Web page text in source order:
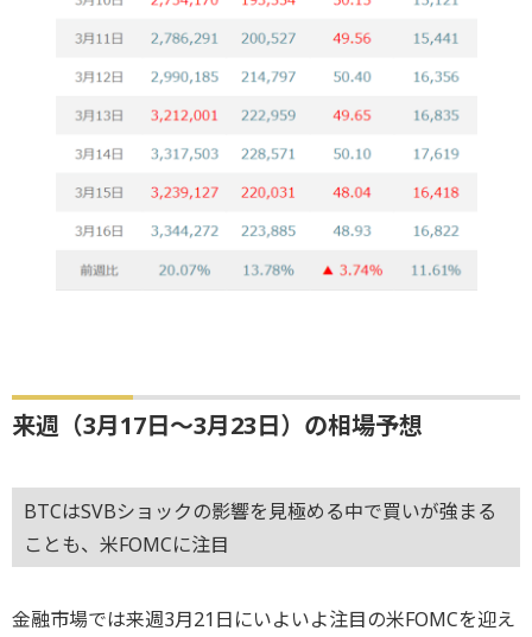
来週（3月17日～3月23日）の相場予想
BTCはSVBショックの影響を見極める中で買いが強まる
ことも、米FOMCに注目
金融市場では来週3月21日にいよいよ注目の米FOMCを迎え